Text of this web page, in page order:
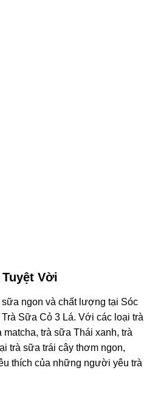
Vời
sữa ngon và chất lượng tại Sóc
Sữa Cỏ 3 Lá. Với các loại trà
trà sữa Thái xanh, trà
trà sữa trái cây thơm ngon,
thích của những người yêu trà